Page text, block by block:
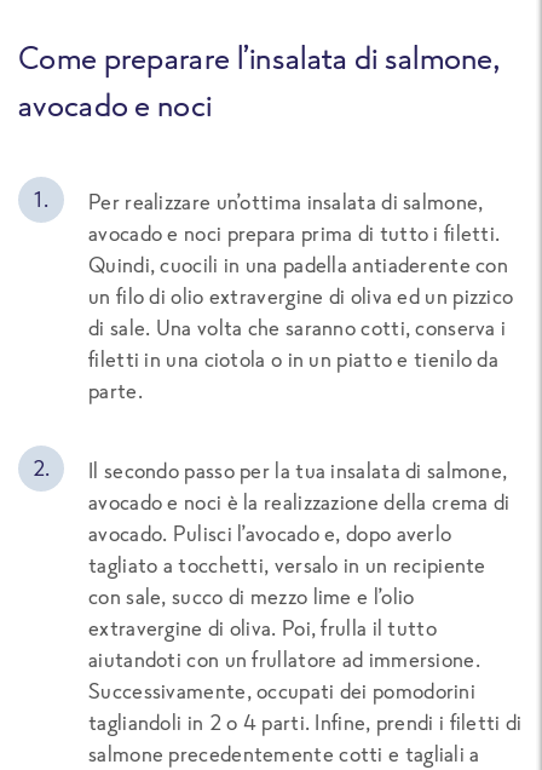
Come preparare l’insalata di salmone,
avocado e noci
Per realizzare un’ottima insalata di salmone,
avocado e noci prepara prima di tutto i filetti.
Quindi, cuocili in una padella antiaderente con
un filo di olio extravergine di oliva ed un pizzico
di sale. Una volta che saranno cotti, conserva i
filetti in una ciotola o in un piatto e tienilo da
parte.
Il secondo passo per la tua insalata di salmone,
avocado e noci è la realizzazione della crema di
avocado. Pulisci l’avocado e, dopo averlo
tagliato a tocchetti, versalo in un recipiente
con sale, succo di mezzo lime e l’olio
extravergine di oliva. Poi, frulla il tutto
aiutandoti con un frullatore ad immersione.
Successivamente, occupati dei pomodorini
tagliandoli in 2 o 4 parti. Infine, prendi i filetti di
salmone precedentemente cotti e tagliali a